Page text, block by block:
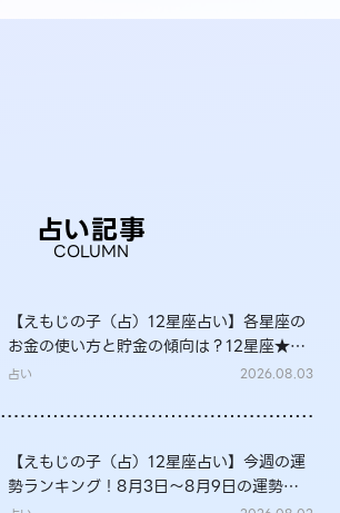
占い記事
COLUMN
【えもじの子（占）12星座占い】各星座の
お金の使い方と貯金の傾向は？12星座★徹
底解説
占い 2026.08.03
【えもじの子（占）12星座占い】今週の運
勢ランキング！8月3日～8月9日の運勢